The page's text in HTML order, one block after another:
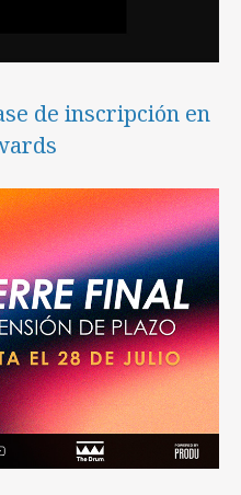
de inscripción en